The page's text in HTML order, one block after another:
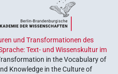
und Transformationen des
Text- und Wissenskultur im
in the Vocabulary of
Knowledge in the Culture of